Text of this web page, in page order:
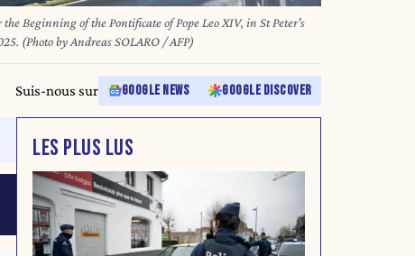
Beginning of the Pontificate of Pope Leo XIV, in St Peter's
(Photo by Andreas SOLARO / AFP)
Suis-nous sur GOOGLE NEWS GOOGLE DISCOVER
LES PLUS LUS